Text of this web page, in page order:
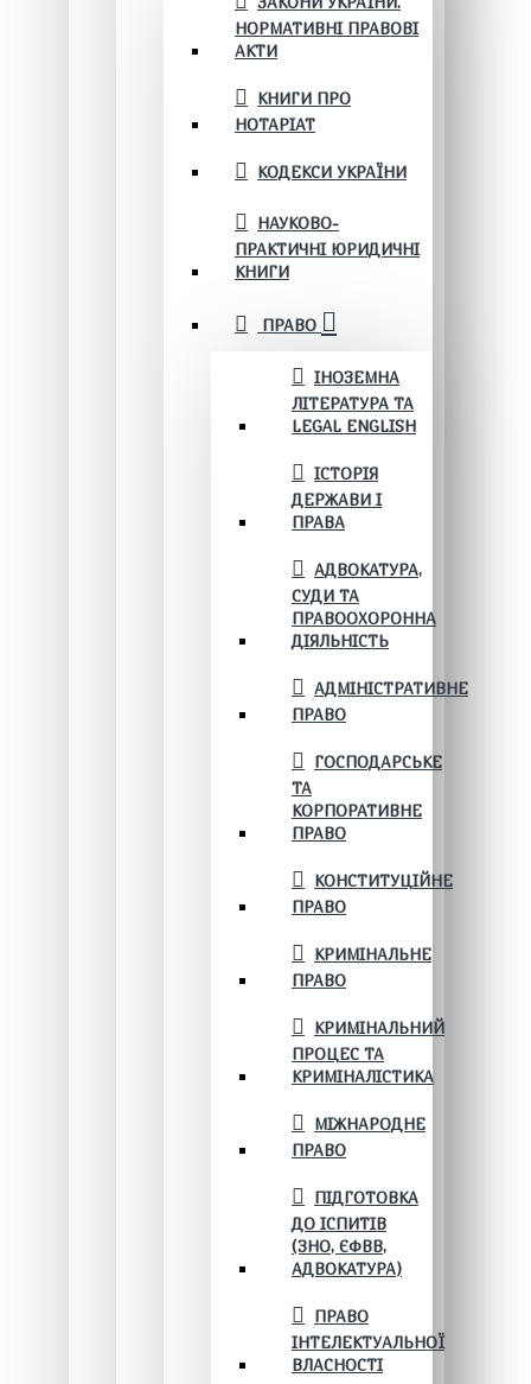
НОРМАТИВНІ ПРАВОВІ
АКТИ
КНИГИ ПРО
НОТАРІАТ
КОДЕКСИ УКРАЇНИ
НАУКОВО-
ПРАКТИЧНІ ЮРИДИЧНІ
КНИГИ
ПРАВО
ІНОЗЕМНА
ЛІТЕРАТУРА ТА
LEGAL ENGLISH
ІСТОРІЯ
ДЕРЖАВИ І
ПРАВА
АДВОКАТУРА,
СУДИ ТА
ПРАВООХОРОННА
ДІЯЛЬНІСТЬ
АДМІНІСТРАТИВНЕ
ПРАВО
ГОСПОДАРСЬКЕ
ТА
КОРПОРАТИВНЕ
ПРАВО
КОНСТИТУЦІЙНЕ
ПРАВО
КРИМІНАЛЬНЕ
ПРАВО
КРИМІНАЛЬНИЙ
ПРОЦЕС ТА
КРИМІНАЛІСТИКА
МІЖНАРОДНЕ
ПРАВО
ПІДГОТОВКА
ДО ІСПИТІВ
(ЗНО, ЄФВВ,
АДВОКАТУРА)
ПРАВО
ІНТЕЛЕКТУАЛЬНОЇ
ВЛАСНОСТІ